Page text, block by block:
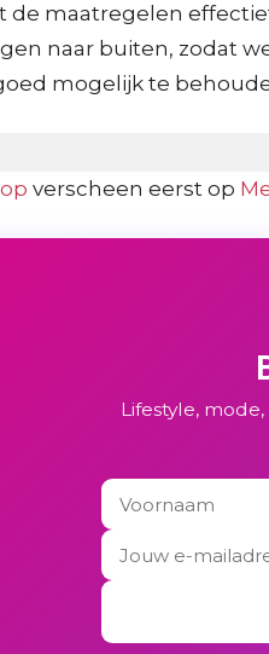
maatregelen
naar buiten, zodat
mogelijk te
verscheen eerst op
Lifestyle,